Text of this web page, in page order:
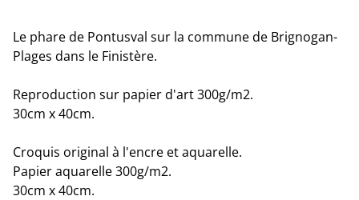
Le phare de Pontusval sur la commune de Brignogan-
Plages dans le Finistère.
Reproduction sur papier d'art 300g/m2.
30cm x 40cm.
Croquis original à l'encre et aquarelle.
Papier aquarelle 300g/m2.
30cm x 40cm.